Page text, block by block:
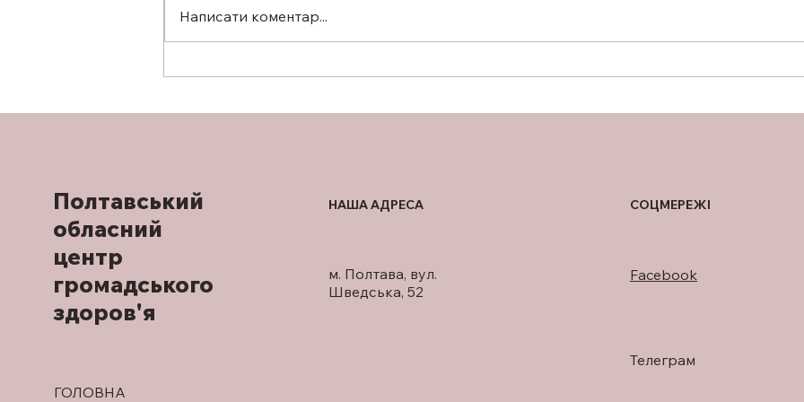
ЗІР ПІД КОНТРОЛЕМ: ЧОМУ
ВАЖЛИВИЙ НАВІТЬ ЗА
Написати коментар...
ГОЛОВНА
Полтавський
обласний
центр
громадського
здоров'я
м. Полтава, вул.
Шведська, 52
НАША АДРЕСА СОЦМЕРЕЖІ
Facebook
Телеграм